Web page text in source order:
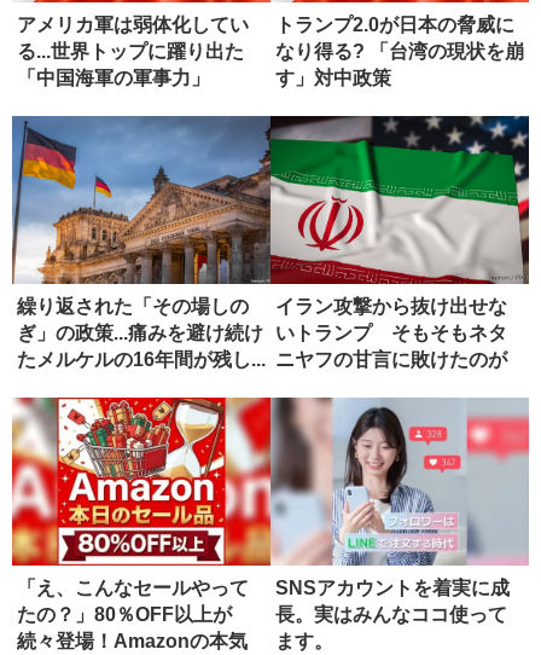
アメリカ軍は弱体化してい
る...世界トップに躍り出た
「中国海軍の軍事力」
トランプ2.0が日本の脅威に
なり得る? 「台湾の現状を崩
す」対中政策
繰り返された「その場しの
ぎ」の政策...痛みを避け続け
たメルケルの16年間が残し...
イラン攻撃から抜け出せな
いトランプ そもそもネタ
ニヤフの甘言に敗けたのが
「え、こんなセールやって
たの？」80％OFF以上が
続々登場！Amazonの本気
SNSアカウントを着実に成
長。実はみんなココ使って
ます。